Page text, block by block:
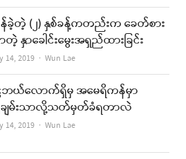
ခဲ့တဲ့ (၂) နှစ်ခန့်ကတည်းက ခေတ်စား
နှာခေါင်းမွေးအရှည်ထားခြင်း
14, 2019 Author
Wun Lae
ဘယ်လောက်ရှိမှ အမေရိကန်မှာ
ျမ်းသာလို့သတ်မှတ်ခံရတာလဲ
14, 2019 Author
Wun Lae